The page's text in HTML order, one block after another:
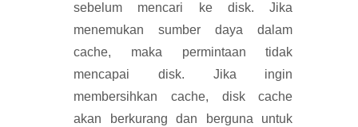
sebelum mencari ke disk. Jika
menemukan sumber daya dalam
cache, maka permintaan tidak
mencapai disk. Jika ingin
membersihkan cache, disk cache
akan berkurang dan berguna untuk